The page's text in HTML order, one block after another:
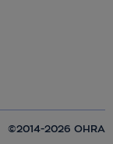
©2014-2026 OHRA